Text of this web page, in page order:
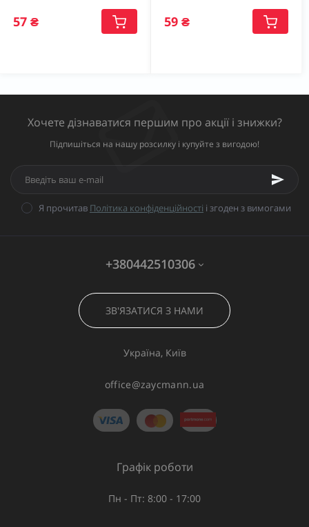
57 ₴ 59 ₴
Хочете дізнаватися першим про акції і знижки?
Підпишіться на нашу розсилку і купуйте з вигодою!
Я прочитав Політика конфіденційності і згоден з вимогами
+380442510306
ЗВ'ЯЗАТИСЯ З НАМИ
Україна, Київ
office@zaycmann.ua
Графік роботи
Пн - Пт: 8:00 - 17:00